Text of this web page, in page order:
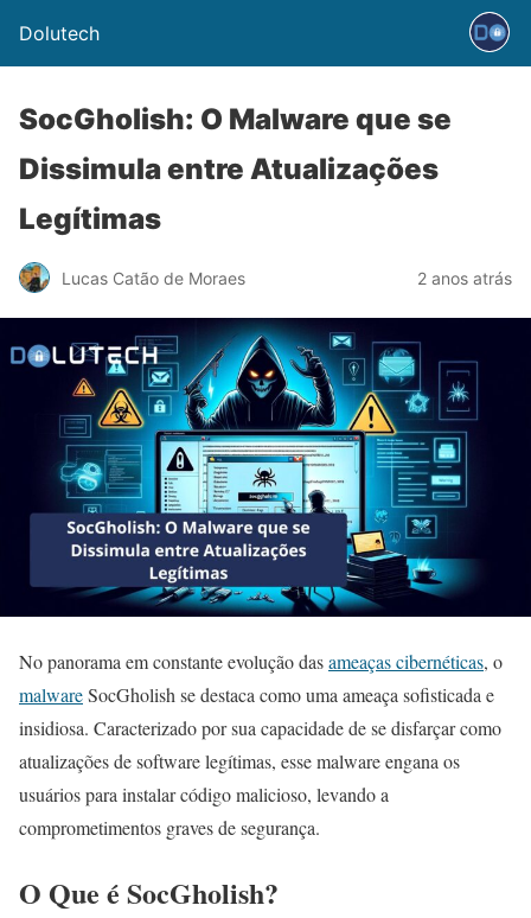
Dolutech
SocGholish: O Malware que se
Dissimula entre Atualizações
Legítimas
Lucas Catão de Moraes 2 anos atrás
No panorama em constante evolução dasameaças cibernéticas, o
malwareSocGholish se destaca como uma ameaça sofisticada e
insidiosa. Caracterizado por sua capacidade de se disfarçar como
atualizações de software legítimas, esse malware engana os
usuários para instalar código malicioso, levando a
comprometimentos graves de segurança.
O Que é SocGholish?